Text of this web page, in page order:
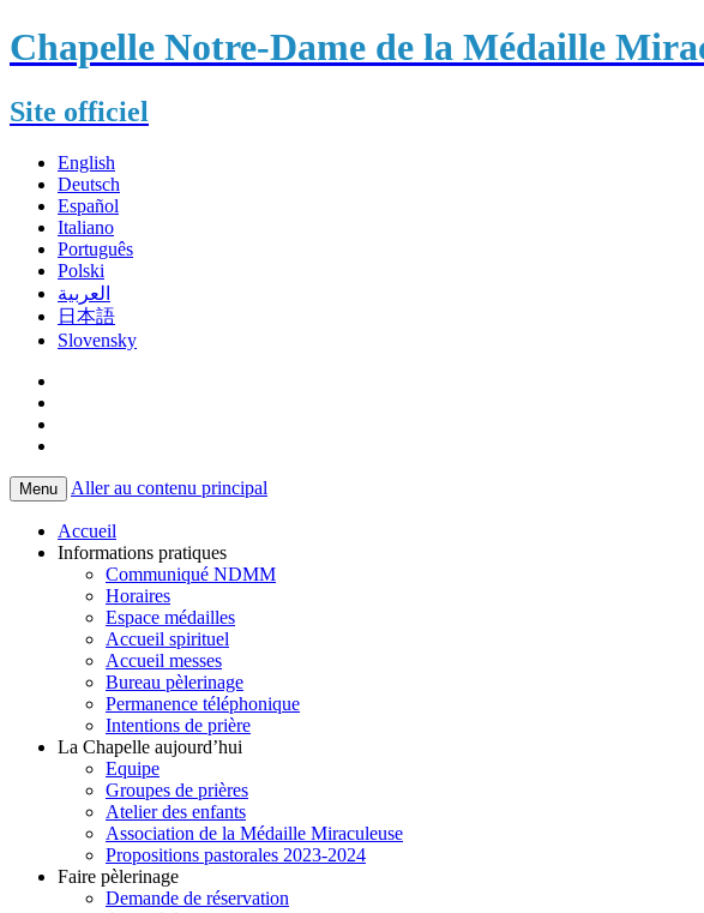
Chapelle Notre-Dame de la Médaille
Site officiel
English
Deutsch
Español
Italiano
Português
Polski
العربية
日本語
Slovensky
Menu Aller au contenu principal
Accueil
Informations pratiques
Communiqué NDMM
Horaires
Espace médailles
Accueil spirituel
Accueil messes
Bureau pèlerinage
Permanence téléphonique
Intentions de prière
La Chapelle aujourd’hui
Equipe
Groupes de prières
Atelier des enfants
Association de la Médaille Miraculeuse
Propositions pastorales 2023-2024
Faire pèlerinage
Demande de réservation